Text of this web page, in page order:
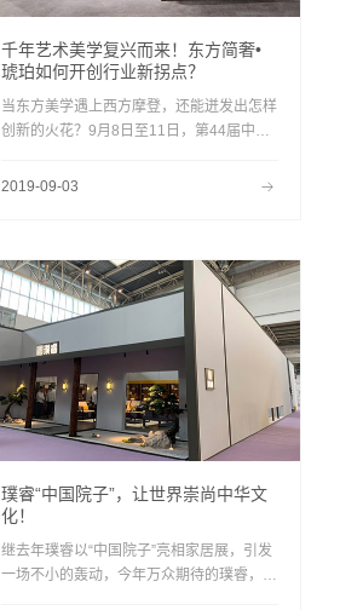
千年艺术美学复兴而来！东方简奢•
琥珀如何开创行业新拐点？
当东方美学遇上西方摩登，还能迸发出怎样
创新的火花？9月8日至11日，第44届中国
东方简奢家具系列——琥珀为你揭晓答案！
2019-09-03
璞睿“中国院子”，让世界崇尚中华文
化！
继去年璞睿以“中国院子”亮相家居展，引发
一场不小的轰动，今年万众期待的璞睿，再